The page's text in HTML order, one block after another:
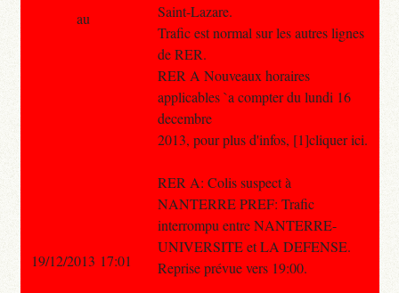
Saint-Lazare.
Trafic est normal sur les autres lignes
de RER.
RER A Nouveaux horaires
applicables `a compter du lundi 16
decembre
2013, pour plus d'infos, [1]cliquer ici.
RER A: Colis suspect à
NANTERRE PREF: Trafic
interrompu entre NANTERRE-
UNIVERSITE et LA DEFENSE.
Reprise prévue vers 19:00.
au
19/12/2013 17:01